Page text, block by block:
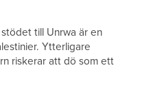
till Unrwa är en
Ytterligare
riskerar att dö som ett